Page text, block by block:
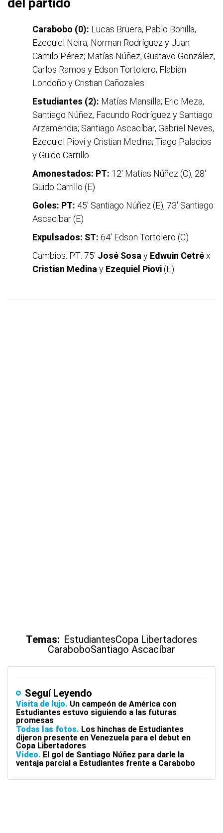
del partido
Carabobo (0): Lucas Bruera, Pablo Bonilla,
Ezequiel Neira, Norman Rodríguez y Juan
Camilo Pérez; Matías Núñez, Gustavo González,
Carlos Ramos y Edson Tortolero; Flabián
Londoño y Cristian Cañozales
Estudiantes (2): Matías Mansilla; Eric Meza,
Santiago Núñez, Facundo Rodríguez y Santiago
Arzamendia; Santiago Ascacíbar, Gabriel Neves,
Ezequiel Piovi y Cristian Medina; Tiago Palacios
y Guido Carrillo
Amonestados: PT: 12' Matías Núñez (C), 28'
Guido Carrillo (E)
Goles: PT: 45' Santiago Núñez (E), 73' Santiago
Ascacíbar (E)
Expulsados: ST: 64' Edson Tortolero (C)
Cambios: PT: 75' José Sosa y Edwuin Cetréx
Cristian Medina y Ezequiel Piovi (E)
Temas: EstudiantesCopa Libertadores
CaraboboSantiago Ascacíbar
Seguí Leyendo
Visita de lujo Un campeón de América con
Estudiantes estuvo siguiendo a las futuras
promesas
Todas las fotos Los hinchas de Estudiantes
dijeron presente en Venezuela para el debut en
Copa Libertadores
Vídeo El gol de Santiago Núñez para darle la
ventaja parcial a Estudiantes frente a Carabobo